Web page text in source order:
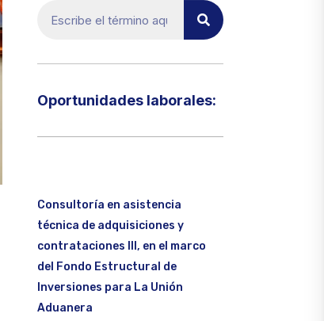
Oportunidades laborales:​
Consultoría en asistencia
técnica de adquisiciones y
contrataciones III, en el marco
del Fondo Estructural de
Inversiones para La Unión
Aduanera